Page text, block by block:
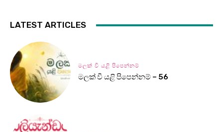
LATEST ARTICLES
මලක් වී යළි පිපෙන්නම්
මලක් වී යළි පිපෙන්නම් – 56